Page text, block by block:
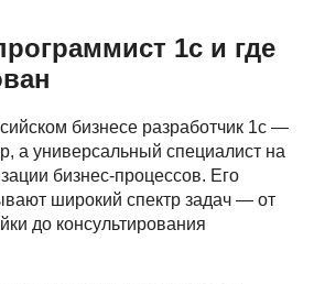
1с и где
бизнесе разработчик 1с —
а универсальный специалист на
бизнес-процессов. Его
широкий спектр задач — от
до консультирования